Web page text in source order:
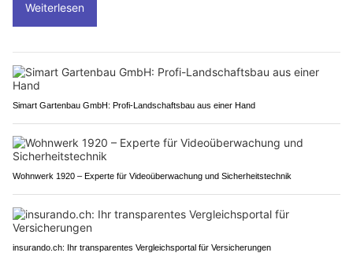
Weiterlesen
Simart Gartenbau GmbH: Profi-Landschaftsbau aus einer Hand
Wohnwerk 1920 – Experte für Videoüberwachung und Sicherheitstechnik
insurando.ch: Ihr transparentes Vergleichsportal für Versicherungen